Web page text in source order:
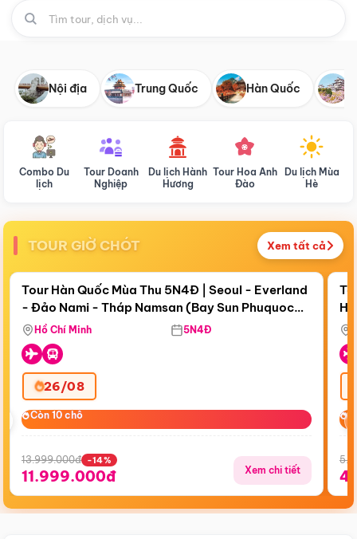
Nội địa Trung Quốc Hàn Quốc
Combo Du
lịch
Tour Doanh
Nghiệp
Du lịch Hành
Hương
Tour Hoa Anh
Đào
Du lịch Mùa
Hè
TOUR GIỜ CHÓT Xem tất cả
Còn17 ngày 19:38:45
Bay Sun Phuquoc Airways
Điểm nổi bật
Tour Hàn Quốc Mùa Thu 5N4Đ | Seoul - Everland
- Đảo Nami - Tháp Namsan (Bay Sun Phuquoc
Airways)
Hồ Chí Minh 5N4Đ
26/08
Còn 10 chỗ
Còn 10 chỗ
13.999.000đ -14%
11.999.000đ Xem chi tiết